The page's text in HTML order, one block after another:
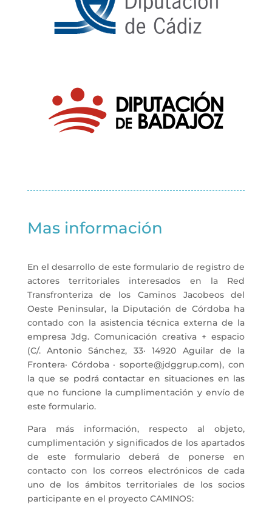
Mas información
En el desarrollo de este formulario de registro de
actores territoriales interesados en la Red
Transfronteriza de los Caminos Jacobeos del
Oeste Peninsular, la Diputación de Córdoba ha
contado con la asistencia técnica externa de la
empresa Jdg. Comunicación creativa + espacio
(C/.Antonio Sánchez, 33· 14920 Aguilar de la
Frontera· Córdoba · soporte@jdggrup.com), con
la que se podrá contactar en situaciones en las
que no funcione la cumplimentación y envío de
este formulario.
Para más información, respecto al objeto,
cumplimentación y significados de los apartados
de este formulario deberá de ponerse en
contacto con los correos electrónicos de cada
uno de los ámbitos territoriales de los socios
participante en el proyecto CAMINOS: